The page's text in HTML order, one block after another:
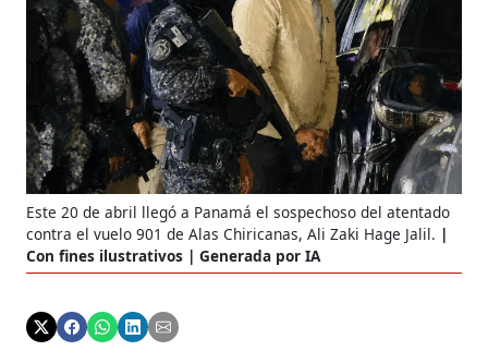
Este 20 de abril llegó a Panamá el sospechoso del atentado
contra el vuelo 901 de Alas Chiricanas, Ali Zaki Hage Jalil.
Con fines ilustrativos | Generada por IA